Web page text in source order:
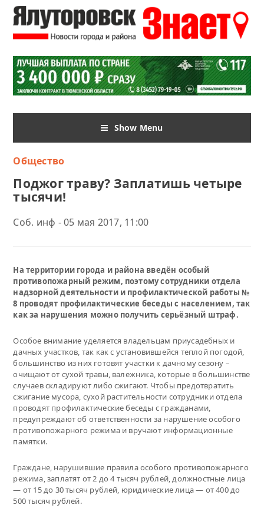
Show Menu
Общество
Поджог траву? Заплатишь четыре
тысячи!
Соб. инф - 05 мая 2017, 11:00
На территории города и района введён особый
противопожарный режим, поэтому сотрудники отдела
надзорной деятельности и профилактической работы №
8 проводят профилактические беседы с населением, так
как за нарушения можно получить серьёзный штраф.
Особое внимание уделяется владельцам приусадебных и
дачных участков, так как с установившейся теплой погодой,
большинство из них готовят участки к дачному сезону –
очищают от сухой травы, валежника, которые в большинстве
случаев складируют либо сжигают. Чтобы предотвратить
сжигание мусора, сухой растительности сотрудники отдела
проводят профилактические беседы с гражданами,
предупреждают об ответственности за нарушение особого
противопожарного режима и вручают информационные
памятки.
Граждане, нарушившие правила особого противопожарного
режима, заплатят от 2 до 4 тысяч рублей, должностные лица
— от 15 до 30 тысяч рублей, юридические лица — от 400 до
500 тысяч рублей.